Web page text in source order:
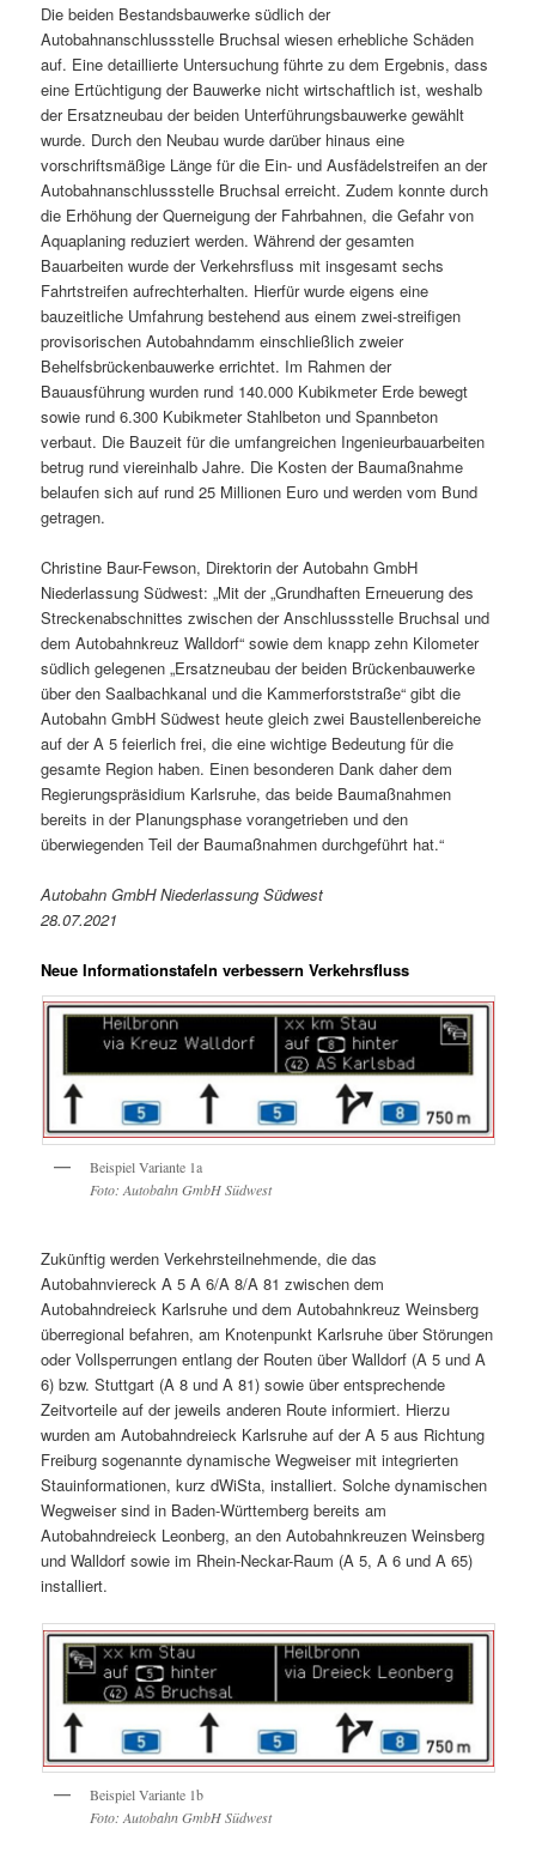
Die beiden Bestandsbauwerke südlich der
Autobahnanschlussstelle Bruchsal wiesen erhebliche Schäden
auf. Eine detaillierte Untersuchung führte zu dem Ergebnis, dass
eine Ertüchtigung der Bauwerke nicht wirtschaftlich ist, weshalb
der Ersatzneubau der beiden Unterführungsbauwerke gewählt
wurde. Durch den Neubau wurde darüber hinaus eine
vorschriftsmäßige Länge für die Ein- und Ausfädelstreifen an der
Autobahnanschlussstelle Bruchsal erreicht. Zudem konnte durch
die Erhöhung der Querneigung der Fahrbahnen, die Gefahr von
Aquaplaning reduziert werden. Während der gesamten
Bauarbeiten wurde der Verkehrsfluss mit insgesamt sechs
Fahrtstreifen aufrechterhalten. Hierfür wurde eigens eine
bauzeitliche Umfahrung bestehend aus einem zwei-streifigen
provisorischen Autobahndamm einschließlich zweier
Behelfsbrückenbauwerke errichtet. Im Rahmen der
Bauausführung wurden rund 140.000 Kubikmeter Erde bewegt
sowie rund 6.300 Kubikmeter Stahlbeton und Spannbeton
verbaut. Die Bauzeit für die umfangreichen Ingenieurbauarbeiten
betrug rund viereinhalb Jahre. Die Kosten der Baumaßnahme
belaufen sich auf rund 25 Millionen Euro und werden vom Bund
getragen.
Christine Baur-Fewson, Direktorin der Autobahn GmbH
Niederlassung Südwest: „Mit der „Grundhaften Erneuerung des
Streckenabschnittes zwischen der Anschlussstelle Bruchsal und
dem Autobahnkreuz Walldorf“ sowie dem knapp zehn Kilometer
südlich gelegenen „Ersatzneubau der beiden Brückenbauwerke
über den Saalbachkanal und die Kammerforststraße“ gibt die
Autobahn GmbH Südwest heute gleich zwei Baustellenbereiche
auf der A 5 feierlich frei, die eine wichtige Bedeutung für die
gesamte Region haben. Einen besonderen Dank daher dem
Regierungspräsidium Karlsruhe, das beide Baumaßnahmen
bereits in der Planungsphase vorangetrieben und den
überwiegenden Teil der Baumaßnahmen durchgeführt hat.“
Autobahn GmbH Niederlassung Südwest
28.07.2021
Neue Informationstafeln verbessern Verkehrsfluss
Beispiel Variante 1a
Foto: Autobahn GmbH Südwest
Zukünftig werden Verkehrsteilnehmende, die das
Autobahnviereck A 5 A 6/A 8/A 81 zwischen dem
Autobahndreieck Karlsruhe und dem Autobahnkreuz Weinsberg
überregional befahren, am Knotenpunkt Karlsruhe über Störungen
oder Vollsperrungen entlang der Routen über Walldorf (A 5 und A
6) bzw. Stuttgart (A 8 und A 81) sowie über entsprechende
Zeitvorteile auf der jeweils anderen Route informiert. Hierzu
wurden am Autobahndreieck Karlsruhe auf der A 5 aus Richtung
Freiburg sogenannte dynamische Wegweiser mit integrierten
Stauinformationen, kurz dWiSta, installiert. Solche dynamischen
Wegweiser sind in Baden-Württemberg bereits am
Autobahndreieck Leonberg, an den Autobahnkreuzen Weinsberg
und Walldorf sowie im Rhein-Neckar-Raum (A 5, A 6 und A 65)
installiert.
Beispiel Variante 1b
Foto: Autobahn GmbH Südwest